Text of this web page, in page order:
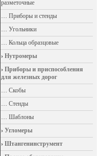
разметочные
… Приборы и стенды
… Угольники
… Кольца образцовые
› Нутромеры
› Приборы и приспособления
для железных дорог
… Скобы
… Стенды
… Шаблоны
› Угломеры
› Штангенинструмент